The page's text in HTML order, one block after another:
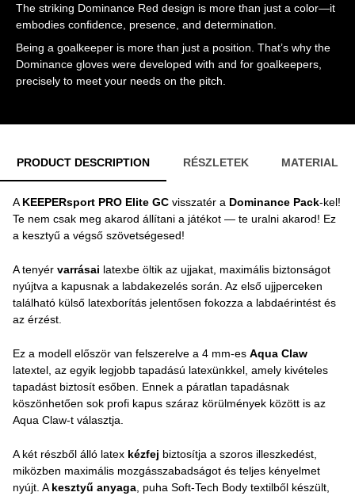
The striking Dominance Red design is more than just a color—it
embodies confidence, presence, and determination.
Being a goalkeeper is more than just a position. That’s why the
Dominance gloves were developed with and for goalkeepers,
precisely to meet your needs on the pitch.
PRODUCT DESCRIPTION RÉSZLETEK MATERIAL
A KEEPERsport PRO Elite GC visszatér a Dominance Pack-kel!
Te nem csak meg akarod állítani a játékot — te uralni akarod! Ez
a kesztyű a végső szövetségesed!
A tenyér varrásai latexbe öltik az ujjakat, maximális biztonságot
nyújtva a kapusnak a labdakezelés során. Az első ujjperceken
található külső latexborítás jelentősen fokozza a labdaérintést és
az érzést.
Ez a modell először van felszerelve a 4 mm-es Aqua Claw
latextel, az egyik legjobb tapadású latexünkkel, amely kivételes
tapadást biztosít esőben. Ennek a páratlan tapadásnak
köszönhetően sok profi kapus száraz körülmények között is az
Aqua Claw-t választja.
A két részből álló latex kézfej biztosítja a szoros illeszkedést,
miközben maximális mozgásszabadságot és teljes kényelmet
nyújt. A kesztyű anyaga , puha Soft-Tech Body textilből készült,